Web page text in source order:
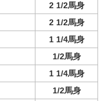
2 1/2馬身
2 1/2馬身
1 1/4馬身
1/2馬身
1 1/4馬身
1/2馬身